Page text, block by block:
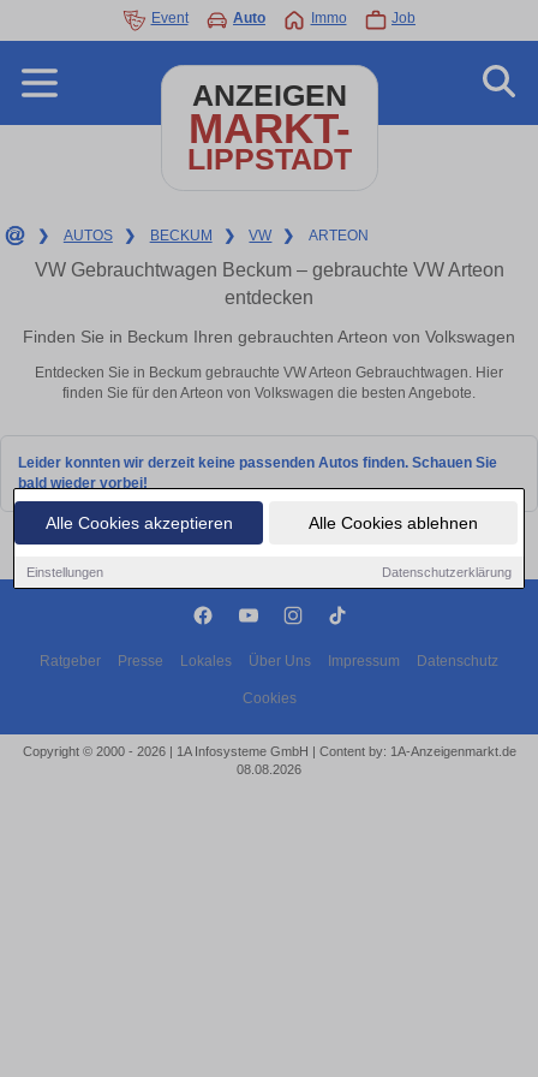
Alle Cookies akzeptieren Alle Cookies ablehnen
Einstellungen Datenschutzerklärung
Event Auto Immo Job
ANZEIGEN
MARKT-
LIPPSTADT
❯ AUTOS ❯ BECKUM ❯ VW ❯ ARTEON
VW Gebrauchtwagen Beckum – gebrauchte VW Arteon
entdecken
Finden Sie in Beckum Ihren gebrauchten Arteon von Volkswagen
Entdecken Sie in Beckum gebrauchte VW Arteon Gebrauchtwagen. Hier
finden Sie für den Arteon von Volkswagen die besten Angebote.
Leider konnten wir derzeit keine passenden Autos finden. Schauen Sie
bald wieder vorbei!
Ratgeber Presse Lokales Über Uns Impressum Datenschutz
Cookies
Copyright © 2000 - 2026 | 1A Infosysteme GmbH | Content by: 1A-Anzeigenmarkt.de
08.08.2026